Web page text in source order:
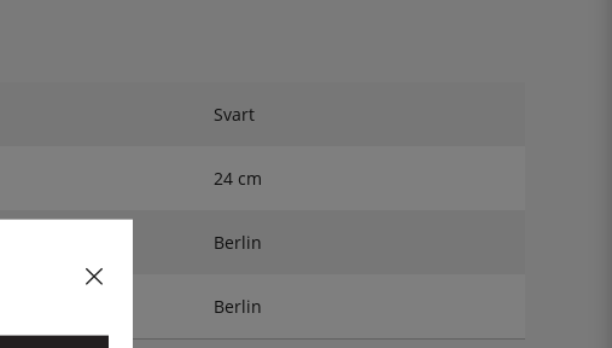
Svart
24 cm
Berlin
Berlin